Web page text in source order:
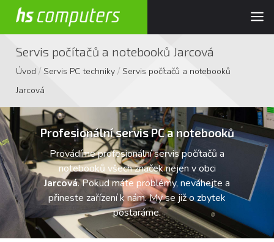
Servis počítačů a notebooků Jarcová
Úvod /Servis PC techniky /Servis počítačů a notebooků
Jarcová
Profesionální servis PC a notebooků
Provádíme profesionální servis počítačů a
notebooků všech značek nejen v obci
Jarcová. Pokud máte problémy, neváhejte a
přineste zařízení k nám. My se již o zbytek
postaráme.